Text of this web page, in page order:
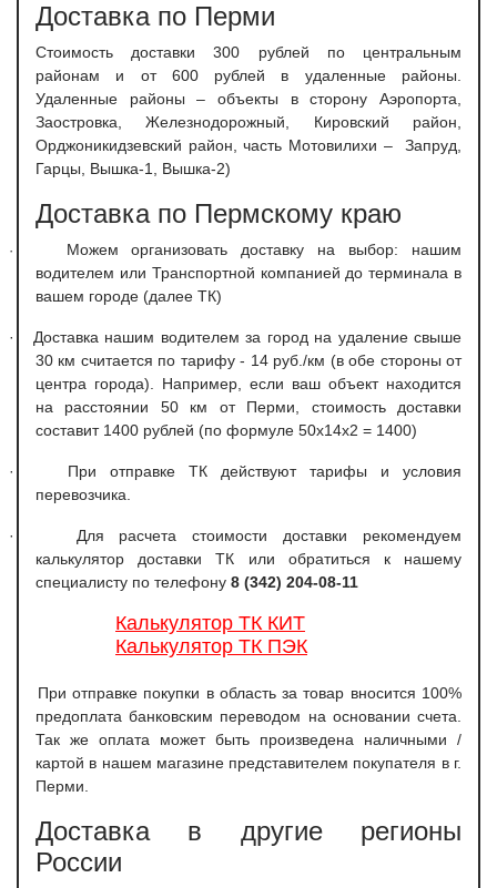
Доставка по Перми
Стоимость доставки 300 рублей по центральным
районам и от 600 рублей в удаленные районы.
Удаленные районы – объекты в сторону Аэропорта,
Заостровка, Железнодорожный, Кировский район,
Орджоникидзевский район, часть Мотовилихи – Запруд,
Гарцы, Вышка-1, Вышка-2)
Доставка по Пермскому краю
·
Можем организовать доставку на выбор: нашим
водителем или Транспортной компанией до терминала в
вашем городе (далее ТК)
·
Доставка нашим водителем за город на удаление свыше
30 км считается по тарифу - 14 руб./км (в обе стороны от
центра города). Например, если ваш объект находится
на расстоянии 50 км от Перми, стоимость доставки
составит 1400 рублей (по формуле 50х14х2 = 1400)
·
При отправке ТК действуют тарифы и условия
перевозчика.
·
Для расчета стоимости доставки рекомендуем
калькулятор доставки ТК или обратиться к нашему
специалисту по телефону 8 (342) 204-08-11
Калькулятор ТК КИТ
Калькулятор ТК ПЭК
При отправке покупки в область за товар вносится 100%
предоплата банковским переводом на основании счета.
Так же оплата может быть произведена наличными /
картой в нашем магазине представителем покупателя в г.
Перми.
Доставка в другие регионы
России